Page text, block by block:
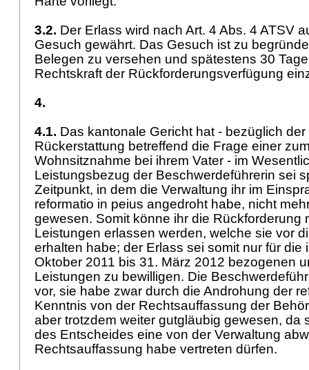
3.2. Der Erlass wird nach Art. 4 Abs. 4 ATSV
Gesuch gewährt. Das Gesuch ist zu
Belegen zu versehen und spätestens 30
Rechtskraft der Rückforderungsverfügung
4.
4.1. Das kantonale Gericht hat - bezüglich
Rückerstattung betreffend die Frage einer
Wohnsitznahme bei ihrem Vater - im
Leistungsbezug der Beschwerdeführerin sei
Zeitpunkt, in dem die Verwaltung ihr im
reformatio in peius angedroht habe, nicht
gewesen. Somit könne ihr die Rückforderung
Leistungen erlassen werden, welche sie vor
erhalten habe; der Erlass sei somit nur für die
Oktober 2011 bis 31. März 2012 bezogenen
Leistungen zu bewilligen. Die
vor, sie habe zwar durch die Androhung der
Kenntnis von der Rechtsauffassung der
aber trotzdem weiter gutgläubig gewesen, da
des Entscheides eine von der Verwaltung
Rechtsauffassung habe vertreten dürfen.